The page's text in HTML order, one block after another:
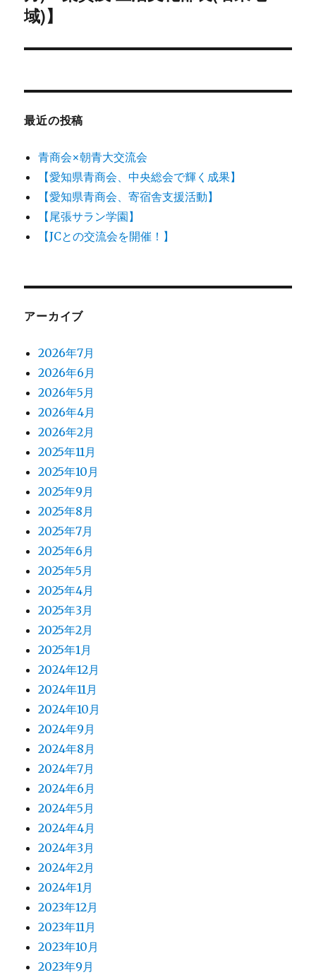
シ
ン
投
域)】
最近の投稿
青商会×朝青大交流会
【愛知県青商会、中央総会で輝く成果】
【愛知県青商会、寄宿舎支援活動】
【尾張サラン学園】
【JCとの交流会を開催！】
アーカイブ
2026年7月
2026年6月
2026年5月
2026年4月
2026年2月
2025年11月
2025年10月
2025年9月
2025年8月
2025年7月
2025年6月
2025年5月
2025年4月
2025年3月
2025年2月
2025年1月
2024年12月
2024年11月
2024年10月
2024年9月
2024年8月
2024年7月
2024年6月
2024年5月
2024年4月
2024年3月
2024年2月
2024年1月
2023年12月
2023年11月
2023年10月
2023年9月